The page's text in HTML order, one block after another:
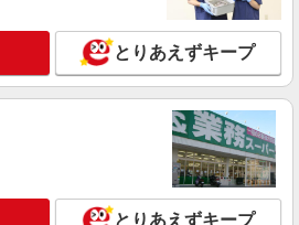
とりあえずキープ
とりあえずキープ